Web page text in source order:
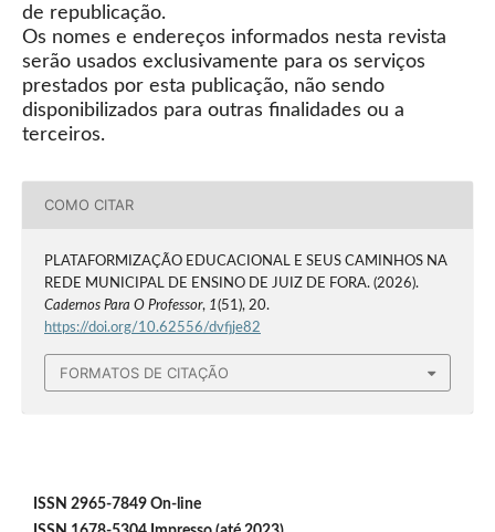
de republicação.
Os nomes e endereços informados nesta revista
serão usados exclusivamente para os serviços
prestados por esta publicação, não sendo
disponibilizados para outras finalidades ou a
terceiros.
COMO CITAR
PLATAFORMIZAÇÃO EDUCACIONAL E SEUS CAMINHOS NA
REDE MUNICIPAL DE ENSINO DE JUIZ DE FORA. (2026).
Cadernos Para O Professor, 1(51), 20.
https://doi.org/10.62556/dvfjje82
FORMATOS DE CITAÇÃO
ISSN 2965-7849 On-line